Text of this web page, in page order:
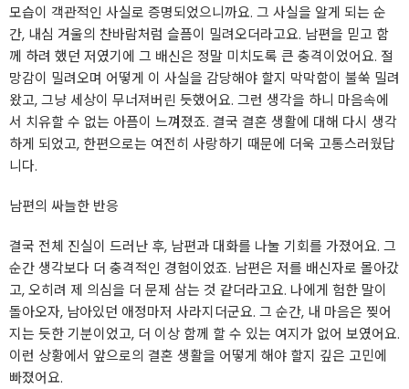
모습이 객관적인 사실로 증명되었으니까요. 그 사실을 알게 되는 순
간, 내심 겨울의 찬바람처럼 슬픔이 밀려오더라고요. 남편을 믿고 함
께 하려 했던 저였기에 그 배신은 정말 미치도록 큰 충격이었어요. 절
망감이 밀려오며 어떻게 이 사실을 감당해야 할지 막막함이 불쑥 밀려
왔고, 그냥 세상이 무너져버린 듯했어요. 그런 생각을 하니 마음속에
서 치유할 수 없는 아픔이 느껴졌죠. 결국 결혼 생활에 대해 다시 생각
하게 되었고, 한편으로는 여전히 사랑하기 때문에 더욱 고통스러웠답
니다.
남편의 싸늘한 반응
결국 전체 진실이 드러난 후, 남편과 대화를 나눌 기회를 가졌어요. 그
순간 생각보다 더 충격적인 경험이었죠. 남편은 저를 배신자로 몰아갔
고, 오히려 제 의심을 더 문제 삼는 것 같더라고요. 나에게 험한 말이
돌아오자, 남아있던 애정마저 사라지더군요. 그 순간, 내 마음은 찢어
지는 듯한 기분이었고, 더 이상 함께 할 수 있는 여지가 없어 보였어요.
이런 상황에서 앞으로의 결혼 생활을 어떻게 해야 할지 깊은 고민에
빠졌어요.